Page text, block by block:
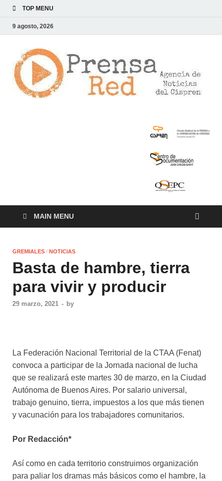
TOP MENU
9 agosto, 2026
MAIN MENU
GREMIALES / NOTICIAS
Basta de hambre, tierra
para vivir y producir
29 marzo, 2021 - by
La Federación Nacional Territorial de la CTAA (Fenat)
convoca a participar de la Jornada nacional de lucha
que se realizará este martes 30 de marzo, en la Ciudad
Autónoma de Buenos Aires. Por salario universal,
trabajo genuino, tierra, impuestos a los que más tienen
y vacunación para los trabajadores comunitarios.
Por Redacción*
Así como en cada territorio construimos organización
para paliar los dramas más básicos como el hambre, la